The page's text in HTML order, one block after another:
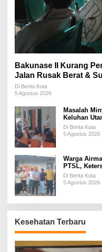
Bakunase II Kurang
Jalan Rusak Berat &
Di Berita Kota
5 Agustus 2026
Masalah
Keluhan
Di Berita Kota
5 Agustus 2026
Warga
PTSL,
Pemakaman
Di Berita Kota
5 Agustus 2026
Kesehatan Terbaru